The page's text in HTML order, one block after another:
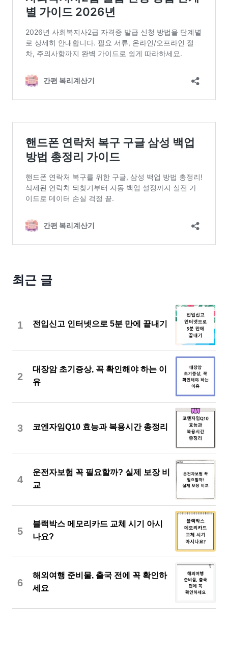
최근 글
1 전입신고 인터넷으로 5분 만에 끝내기
2
대장암 초기증상, 꼭 확인해야 하는 이
유
3 코엔자임Q10 효능과 복용시간 총정리
4
운전자보험 꼭 필요할까? 실제 보장 비
교
5
블랙박스 메모리카드 교체 시기 아시
나요?
6
해외여행 준비물, 출국 전에 꼭 확인하
세요